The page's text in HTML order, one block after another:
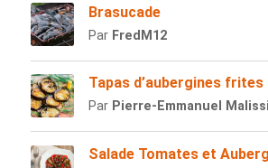
Brasucade
Par FredM12
Tapas d’aubergines frites
Par Pierre-Emmanuel
Salade Tomates et